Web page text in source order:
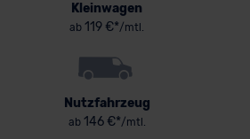
Kleinwagen
ab 119 €*/mtl.
Nutzfahrzeug
ab146 €*/mtl.